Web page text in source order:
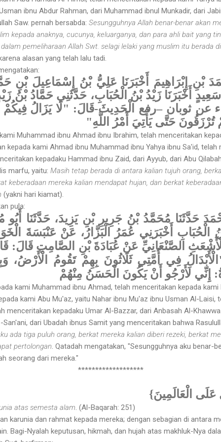
ibnu Abdur Rahman, dari Muhammad ibnul Munkadir, dari
Saw. pernah bersabda: Sesungguhnya Allah benar-benar akan
kepada anaknya, cucunya, keluarganya, dan para ahli bait yang
pemeliharaan Allah Swt. selagi lelaki yang muslim itu berada
alasan yang telah lalu tadi.
بْنِ إِبْرَاهِيمَ أَخْبَرَنَا عَلِيُّ بْنُ إِسْمَاعِيلَ بْنِ
أَخْبَرَنَا زَيْدُ بْنُ الْحُبَابِ، حَدَّثَنِي حَمَّادُ بْنُ
عن ثوبان –رفع
الْحَدِيثَ-قَالَ: "لَا يَزَالُ
حَتَّى يَأْتِيَ أَمْرُ اللَّهِ"
Muhammad ibnu Ahmad ibnu Ibrahim, telah menceritakan
kepada kami Ahmad ibnu Muhammad ibnu Yahya ibnu Sa'id,
kepadaku Hammad ibnu Zaid, dari Ayyub, dari Abu
marfu, yaitu: Masih tetap berada di antara kalian tujuh orang,
keberadaan mereka kalian mendapat hujan, dan berkat
(yakni hari kiamat).
pula:
حَدَّثَنَا مُحَمَّدُ بْنُ جَرِيرِ بْنِ يَزِيدَ، حَدَّثَنَا أَبُو
بْنُ الْحُبَابِ أَخْبَرَنِي عُمَرُ الْبَزَّارُ، عَنْ عَنْبَسَةَ
الصَّنْعَانِيِّ عَنْ عُبَادَةَ بْنِ الصَّامِتِ قَالَ:
فِي أُمَّتِي ثَلَاثُونَ بِهِمْ تَقُومُ الْأَرْضُ،
إِنِّي لَأَرْجُو أَنْ يَكُونَ الْحَسَنُ مِنْهُمْ
kami Muhammad ibnu Ahmad, telah menceritakan kepada
kami Abu Mu'az, yaitu Nahar ibnu Mu'az ibnu Usman Al-Laisi,
menceritakan kepadaku Umar Al-Bazzar, dari Anbasah Al-
dari Ubadah ibnus Samit yang menceritakan bahwa
ada tiga puluh orang, berkat mereka kalian diberi rezeki, berkat
pertolongan . Qatadah mengatakan, "Sesungguhnya aku benar-
seorang dari mereka."
*******************
الْعَالَمِينَ}
atas semesta alam . (Al-Baqarah: 251)
karunia dan rahmat kepada mereka; dengan sebagian di antara
Bagi-Nyalah keputusan, hikmah, dan hujah atas makhluk-Nya